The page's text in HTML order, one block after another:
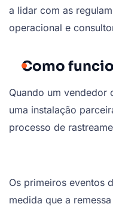
a lidar com as
operacional e
Como
Quando um vendedor
uma instalação
processo de
Os primeiros eventos
medida que a